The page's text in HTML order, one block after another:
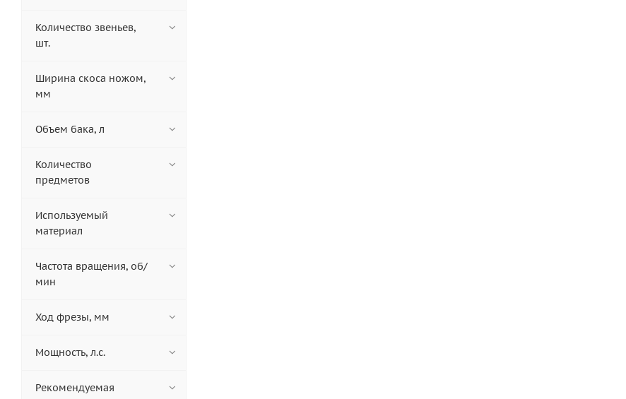
Количество звеньев,
шт.
Ширина скоса ножом,
мм
Объем бака, л
Количество
предметов
Используемый
материал
Частота вращения, об/
мин
Ход фрезы, мм
Мощность, л.с.
Рекомендуемая